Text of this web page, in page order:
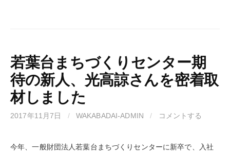
若葉台まちづくりセンター期
待の新人、光高諒さんを密着取
材しました
2017年11月7日 / WAKABADAI-ADMIN / コメントする
今年、一般財団法人若葉台まちづくりセンターに新卒で、入社